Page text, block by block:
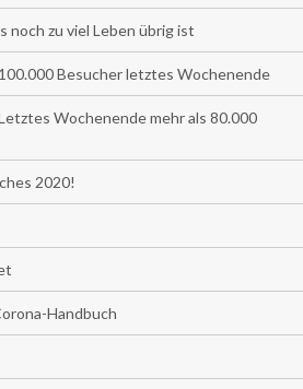
noch zu viel Leben übrig ist
Besucher letztes Wochenende
Wochenende mehr als 80.000
2020!
Handbuch